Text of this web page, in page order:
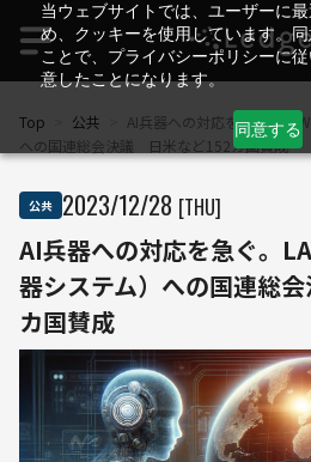
当ウェブサイトでは、ユーザーに
め、クッキーを使用しています。
ことで、プライバシーポリシーに
意したことになります。
同意する
Top 公共
AI兵器への対応を急ぐ。
への国連総会決議 日米など152カ国賛成
公共 2023/12/28 [THU]
AI兵器への対応を急ぐ。
器システム）への国連総
カ国賛成